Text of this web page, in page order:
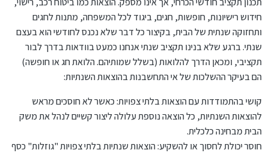
חידוש רישיונות, חופשות, חגים, ביגוד לכל המשפחה, מתנות לחגים
ותחזוקה שנתית של הבית, בקיצור כל דבר שלא נכנס לחודשי הוא בעצם
שנתי. ברגע שלא בנינו תקציב שנתי אנחנו כמעט בוודאות בדרך לבור
תקציבי, ומכאן הדרך להלואות (בשלל שמותיהם. הלואת חג או חופשה)
הם בעיקר ההשלכות של אי התחשבנות בהוצאות השנתיות:
קושי בהתמודדות עם הוצאות בלתי צפויות: כאשר לא חוסכים מראש
להוצאות השנתיות, כל הוצאה נוספת עלולה ליצור קשיים לנהל את משק
הבית מבחינה כלכלית.
חוסר יכולת לחסוך או להשקיע: הוצאות שנתיות בלתי צפויות "גוזלות" כסף